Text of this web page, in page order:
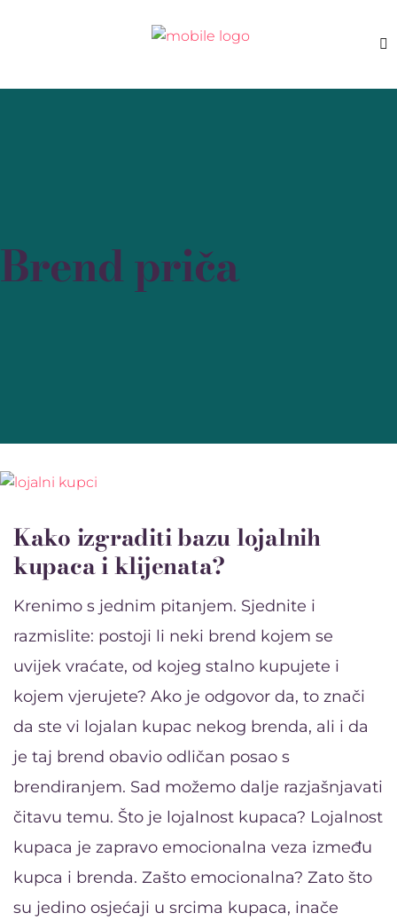
Brend priča
Kako izgraditi bazu lojalnih
kupaca i klijenata?
Krenimo s jednim pitanjem. Sjednite i
razmislite: postoji li neki brend kojem se
uvijek vraćate, od kojeg stalno kupujete i
kojem vjerujete? Ako je odgovor da, to znači
da ste vi lojalan kupac nekog brenda, ali i da
je taj brend obavio odličan posao s
brendiranjem. Sad možemo dalje razjašnjavati
čitavu temu. Što je lojalnost kupaca? Lojalnost
kupaca je zapravo emocionalna veza između
kupca i brenda. Zašto emocionalna? Zato što
su jedino osjećaji u srcima kupaca, inače